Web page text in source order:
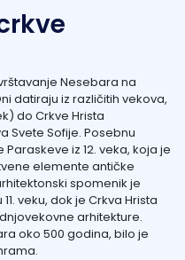
Nesebara na
datiraju iz različitih vekova,
do Crkve Hrista
Svete Sofije. Posebnu
iz 12. veka, koja je
elemente antičke
spomenik je
veku, dok je Crkva Hrista
arhitekture.
oko 500 godina, bilo je